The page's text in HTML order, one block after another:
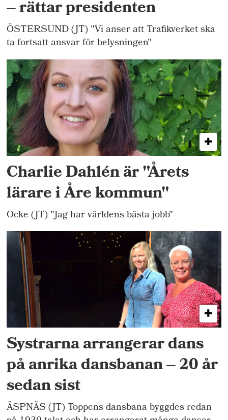
– rättar presidenten
ÖSTERSUND (JT) "Vi anser att Trafikverket ska
ta fortsatt ansvar för belysningen"
Charlie Dahlén är "Årets
lärare i Åre kommun"
Ocke (JT) "Jag har världens bästa jobb"
Systrarna arrangerar dans
på anrika dansbanan – 20 år
sedan sist
ÄSPNÄS (JT) Toppens dansbana byggdes redan